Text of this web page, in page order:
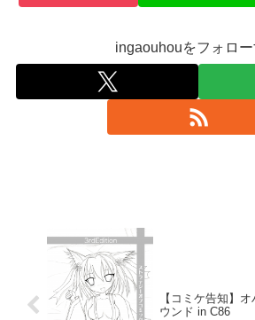
ingaouhouをフォロー
【コミケ告知】
ウンド in C86